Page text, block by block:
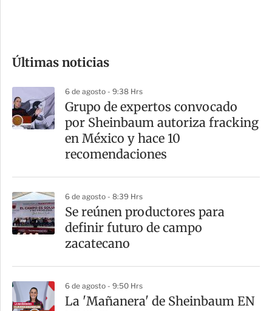
m
a
r
t
Últimas noticias
6 de agosto - 9:38 Hrs
Grupo de expertos convocado
por Sheinbaum autoriza fracking
en México y hace 10
recomendaciones
6 de agosto - 8:39 Hrs
Se reúnen productores para
definir futuro de campo
zacatecano
6 de agosto - 9:50 Hrs
La 'Mañanera' de Sheinbaum EN